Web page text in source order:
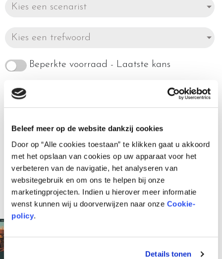
Beleef meer op de website dankzij cookies
Door op “Alle cookies toestaan” te klikken gaat u akkoord
met het opslaan van cookies op uw apparaat voor het
verbeteren van de navigatie, het analyseren van
websitegebruik en om ons te helpen bij onze
marketingprojecten. Indien u hierover meer informatie
wenst kunnen wij u doorverwijzen naar onze Cookie-
policy.
Details tonen
Kies een scenarist
Kies een trefwoord
Beperkte voorraad - Laatste kans